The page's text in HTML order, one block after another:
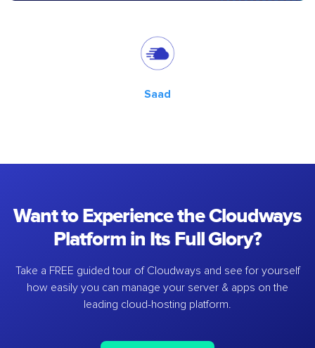
Saad
Want to Experience the Cloudways
Platform in Its Full Glory?
Take a FREE guided tour of Cloudways and see for yourself
how easily you can manage your server & apps on the
leading cloud-hosting platform.